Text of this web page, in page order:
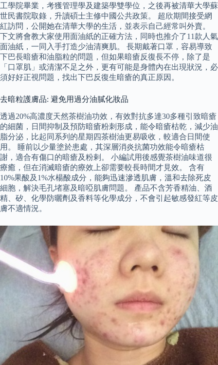
工學院畢業，考獲管理學及建築學雙學位，之後再被清華大學蘇
世民書院取錄，升讀碩士主修中國公共政策。 超欣期間接受網
紅訪問，公開她在清華大學的生活，並表示自己經常叫外賣。
下文將會教大家使用面油紙的正確方法，同時也推介了11款人氣
面油紙，一同入手打造少油清爽肌。 長期戴著口罩，容易導致
下巴長暗瘡和油脂粒的問題，但如果暗瘡反復長不停，除了是
「口罩肌」或清潔不足之外，更有可能是身體內在出現狀況，必
須好好正視問題，找出下巴反復生暗瘡的真正原因。
去暗粒護膚品: 避免用過分油膩化妝品
透過20%高濃度天然茶樹油功效，有效對抗多達30多種引致暗瘡
的細菌，日間抑制及預防暗瘡粉刺形成，能令暗瘡枯乾，減少油
脂分泌，比起同系列的星期四茶樹油更易吸收，較適合日間使
用。 睡前以少量塗於患處，其深層消炎抗菌功效能令暗瘡枯
謝，適合有傷口的暗瘡及粉剌。 小編試用後感覺茶樹油味道很
療癒，但在消滅暗瘡的療效上卻需要較長時間才見效。 含有
10%果酸及1%水楊酸成分，能夠迅速滲透肌膚，溫和去除死皮
細胞，解決毛孔堵塞及暗啞肌膚問題。 產品不含芳香精油、酒
精、矽、化學防曬劑及香料等化學成分，不會引起敏感發紅等皮
膚不適情況。